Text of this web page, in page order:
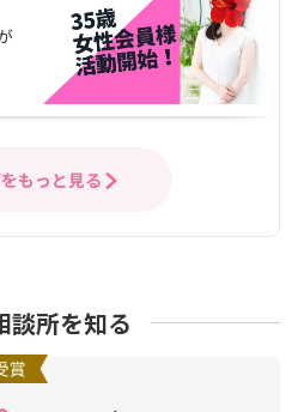
もっと見る
談所を知る